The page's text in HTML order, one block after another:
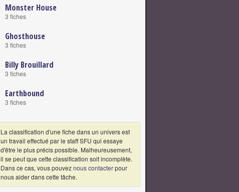
Monster House
3 fiches
Ghosthouse
3 fiches
Billy Brouillard
3 fiches
Earthbound
3 fiches
La classification d'une fiche dans un univers est
un travail effectué par le staff SFU qui essaye
d'être le plus précis possible. Malheureusement,
il se peut que cette classification soit incomplète.
Dans ce cas, vous pouveznous contacterpour
nous aider dans cette tâche.